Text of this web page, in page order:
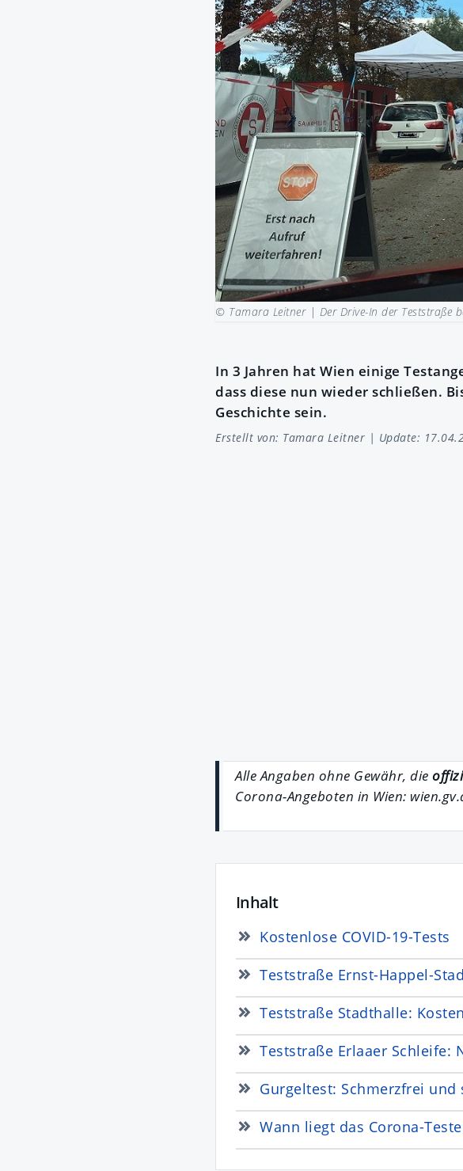
© Tamara Leitner | Der Drive-In der Teststraße
In 3 Jahren hat Wien einige
dass diese nun wieder schließen.
Geschichte sein.
Erstellt von: Tamara Leitner | Update:
Alle Angaben ohne Gewähr, die
Corona-Angeboten in Wien:
Inhalt
Kostenlose COVID-19-Tests
Teststraße Ernst-Happel-
Teststraße Stadthalle:
Teststraße Erlaaer Schleife:
Gurgeltest: Schmerzfrei und
Wann liegt das Corona-